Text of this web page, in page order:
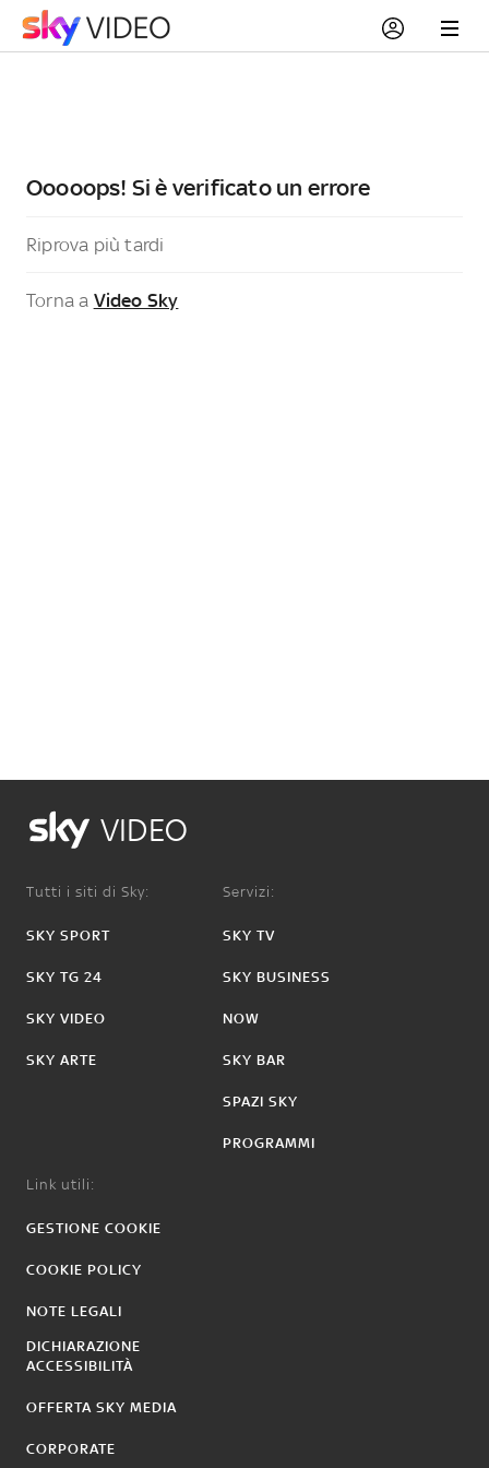
Ooooops! Si è verificato un errore
Riprova più tardi
Torna a Video Sky
VIDEO
Tutti i siti di Sky:
SKY SPORT
SKY TG 24
SKY VIDEO
SKY ARTE
Servizi:
SKY TV
SKY BUSINESS
NOW
SKY BAR
SPAZI SKY
PROGRAMMI
Link utili:
GESTIONE COOKIE
COOKIE POLICY
NOTE LEGALI
DICHIARAZIONE
ACCESSIBILITÀ
OFFERTA SKY MEDIA
CORPORATE